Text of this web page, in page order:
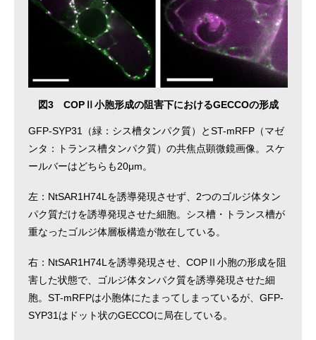
図3 COPⅡ小胞形成の阻害下におけるGECCOの形成
GFP-SYP31（緑：シス槽タンパク質）とST-mRFP（マゼ
ンタ：トランス槽タンパク質）の共焦点顕微鏡画像。スケ
ールバーはどちらも20μm。
左：NtSAR1H74Lを誘導発現させず、2つのゴルジ体タン
パク質だけを誘導発現させた細胞。シス槽・トランス槽が
重なったゴルジ体層板構造が散在している。
右：NtSAR1H74Lを誘導発現させ、COPⅡ小胞の形成を阻
害した状態で、ゴルジ体タンパク質を誘導発現させた細
胞。ST-mRFPは小胞体にたまってしまっているが、GFP-
SYP31はドット状のGECCOに局在している。